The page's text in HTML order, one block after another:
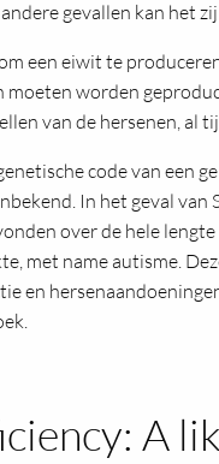
gevallen kan het
een eiwit te
worden
van de hersenen,
code van een
In het geval
over de hele
met name autisme.
en
A